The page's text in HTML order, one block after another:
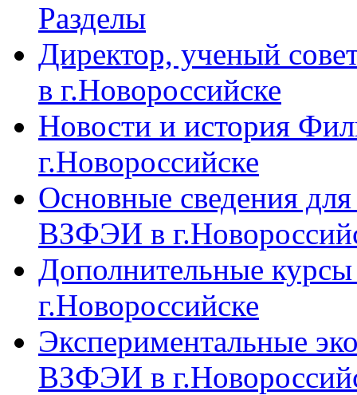
Разделы
Директор, ученый
в г.Новороссийске
Новости и история
г.Новороссийске
Основные сведения
ВЗФЭИ в
Дополнительные
г.Новороссийске
Экспериментальные
ВЗФЭИ в